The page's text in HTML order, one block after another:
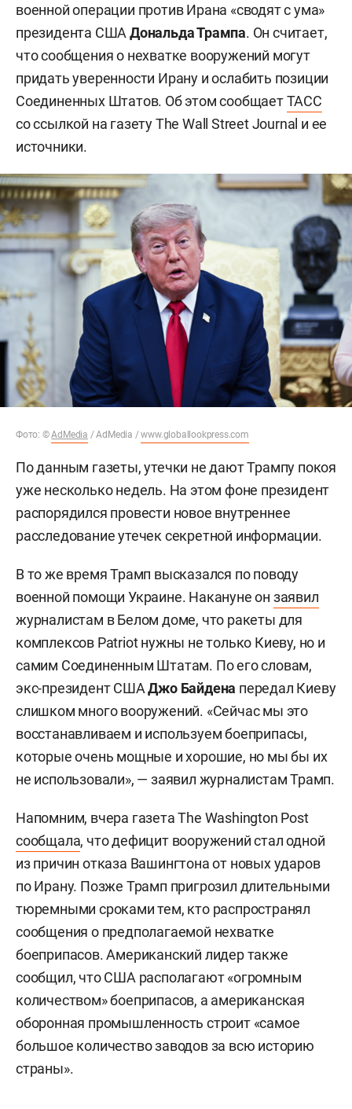
военной операции против Ирана «сводят с ума»
президента СШАДональда Трампа. Он считает,
что сообщения о нехватке вооружений могут
придать уверенности Ирану и ослабить позиции
Соединенных Штатов. Об этом сообщаетТАСС
со ссылкой на газету The Wall Street Journal и ее
источники.
Фото: ©AdMedia / AdMedia /www.globallookpress.com
По данным газеты, утечки не дают Трампу покоя
уже несколько недель. На этом фоне президент
распорядился провести новое внутреннее
расследование утечек секретной информации.
В то же время Трамп высказался по поводу
военной помощи Украине. Накануне он заявил
журналистам в Белом доме, что ракеты для
комплексов Patriot нужны не только Киеву, но и
самим Соединенным Штатам. По его словам,
экс-президент СШАДжо Байдена передал Киеву
слишком много вооружений. «Сейчас мы это
восстанавливаем и используем боеприпасы,
которые очень мощные и хорошие, но мы бы их
не использовали», — заявил журналистам Трамп.
Напомним, вчера газета The Washington Post
сообщала, что дефицит вооружений стал одной
из причин отказа Вашингтона от новых ударов
по Ирану. Позже Трамп пригрозил длительными
тюремными сроками тем, кто распространял
сообщения о предполагаемой нехватке
боеприпасов. Американский лидер также
сообщил, что США располагают «огромным
количеством» боеприпасов, а американская
оборонная промышленность строит «самое
большое количество заводов за всю историю
страны».